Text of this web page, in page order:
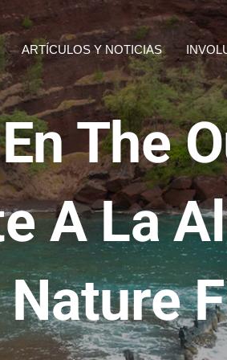
ARTÍCULOS Y NOTICIAS
The
A La